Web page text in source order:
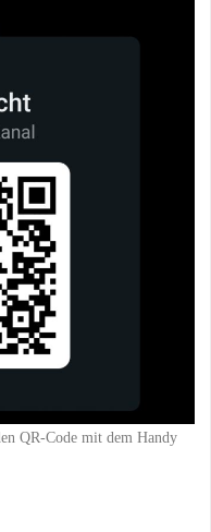
QR-Code mit dem Handy